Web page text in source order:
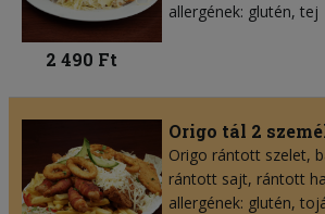
allergének: glutén, tej
2 490 Ft
Origo tál 2
Origo rántott szelet,
rántott sajt, rántott
allergének: glutén,